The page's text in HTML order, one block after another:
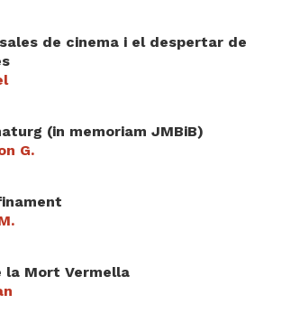
de cinema i el despertar de
(in memoriam JMBiB)
G.
la Mort Vermella